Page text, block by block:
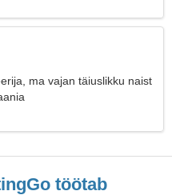
ma vajan täiuslikku naist
töötab